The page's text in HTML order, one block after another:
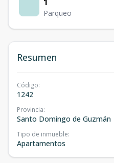
Parqueo
Resumen
Código:
1242
Provincia:
Santo Domingo de Guzmán
Tipo de inmueble:
Apartamentos